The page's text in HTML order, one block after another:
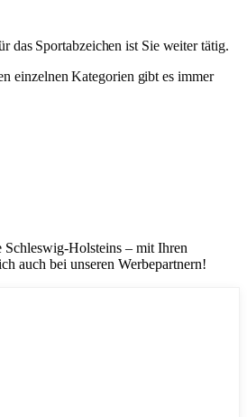
das Sportabzeichen ist Sie weiter tätig.
einzelnen Kategorien gibt es immer
Holsteins – mit Ihren
auch bei unseren Werbepartnern!